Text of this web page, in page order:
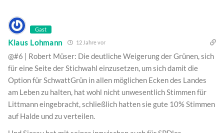
Gast
Klaus Lohmann 12 Jahre vor
@#6 | Robert Müser: Die deutliche Weigerung der Grünen, sich
für eine Seite der Stichwahl einzusetzen, um sich damit die
Option für SchwattGrün in allen möglichen Ecken des Landes
am Leben zu halten, hat wohl nicht unwesentlich Stimmen für
Littmann eingebracht, schließlich hatten sie gute 10% Stimmen
auf Halde und zu verteilen.